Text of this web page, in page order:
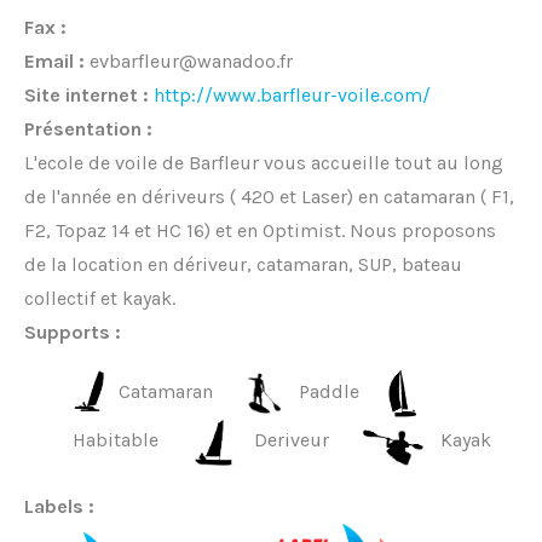
Fax :
Email : evbarfleur@wanadoo.fr
Site internet : http://www.barfleur-voile.com/
Présentation :
L'ecole de voile de Barfleur vous accueille tout au long
de l'année en dériveurs ( 420 et Laser) en catamaran ( F1,
F2, Topaz 14 et HC 16) et en Optimist. Nous proposons
de la location en dériveur, catamaran, SUP, bateau
collectif et kayak.
Supports :
Catamaran Paddle
Habitable Deriveur Kayak
Labels :